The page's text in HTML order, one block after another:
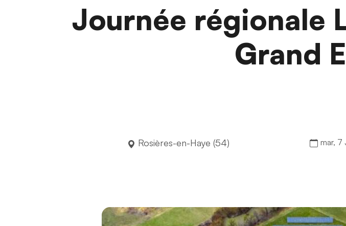
Journée régionale
Grand
Rosières-en-Haye (54) mar, 7